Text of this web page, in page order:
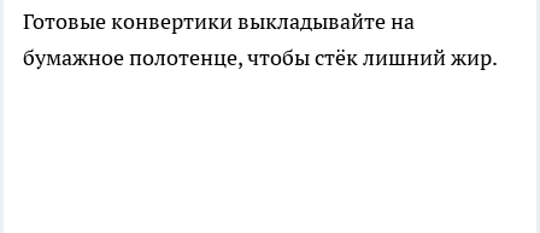
Готовые конвертики выкладывайте на
бумажное полотенце, чтобы стёк лишний жир.